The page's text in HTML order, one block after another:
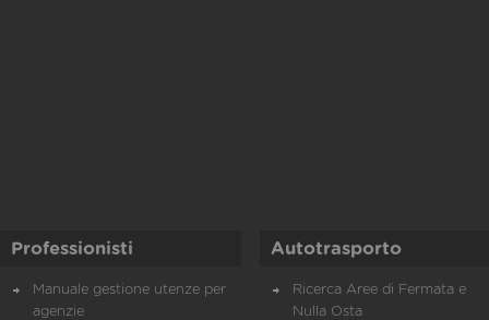
Professionisti
Manuale gestione utenze per
agenzie
Autotrasporto
Ricerca Aree di Fermata e
Nulla Osta